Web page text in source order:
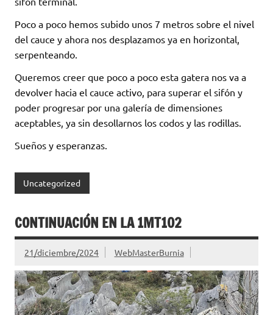
Poco a poco hemos subido unos 7 metros sobre el nivel
del cauce y ahora nos desplazamos ya en horizontal,
serpenteando.
Queremos creer que poco a poco esta gatera nos va a
devolver hacia el cauce activo, para superar el sifón y
poder progresar por una galería de dimensiones
aceptables, ya sin desollarnos los codos y las rodillas.
Sueños y esperanzas.
Uncategorized
CONTINUACIÓN EN LA 1MT102
21/diciembre/2024 WebMasterBurnia